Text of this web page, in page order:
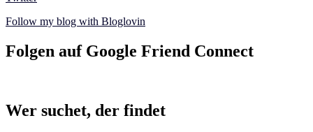
Follow my blog with Bloglovin
Folgen auf Google Friend Connect
Wer suchet, der findet